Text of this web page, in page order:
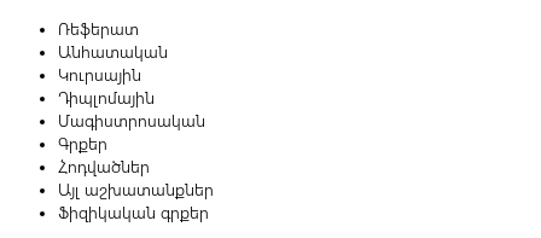
Ռեֆերատ
Անհատական
Կուրսային
Դիպլոմային
Մագիստրոսական
Գրքեր
Հոդվածներ
Այլ աշխատանքներ
Ֆիզիկական գրքեր